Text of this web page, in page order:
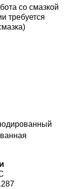
со смазкой
требуется